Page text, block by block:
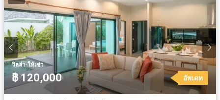
วิลล่า·ให้เช่า
฿ 120,000 อัพเดท